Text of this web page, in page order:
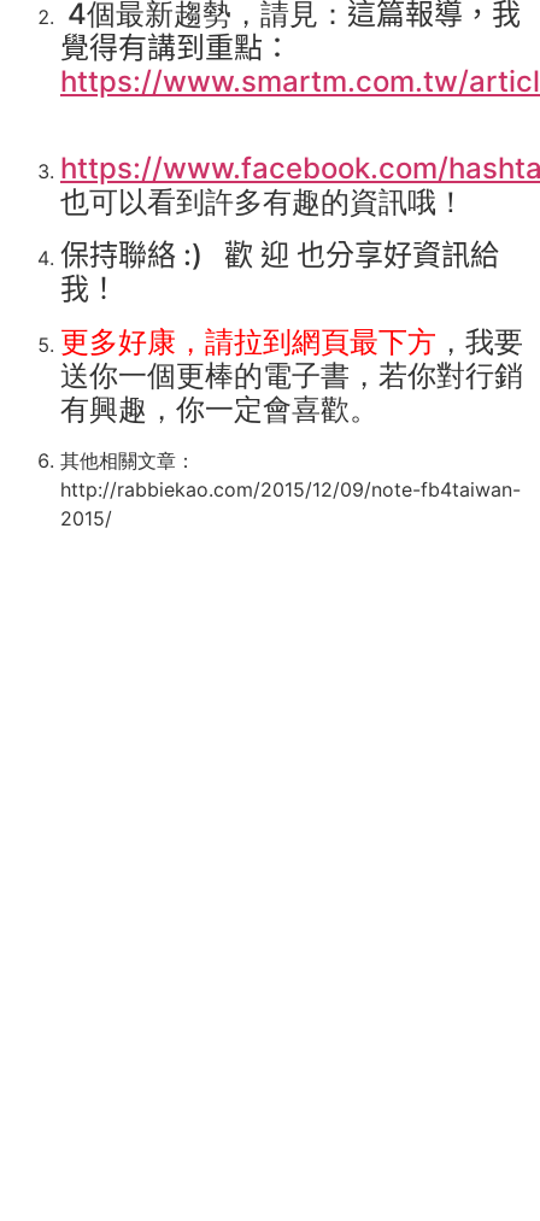
4個最新趨勢，請見： 這篇報導，我
覺得有講到重點：
https://www.smartm.com.tw/
https://www.facebook.com/
也可以看到許多有趣的資訊哦！
保持聯絡 :) 歡 迎 也分享好資訊給
我！
更多好康，請拉到網頁最下方 ，我要
送你一個更棒的電子書，若你對行銷
有興趣，你一定會喜歡。
其他相關文章：
http://rabbiekao.com/2015/12/09/note-fb4taiwan-
2015/